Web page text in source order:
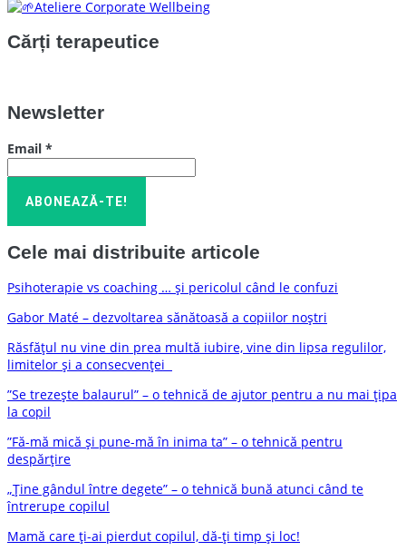
Ateliere Corporate Wellbeing
Cărți terapeutice
Newsletter
Email *
Cele mai distribuite articole
Psihoterapie vs coaching … și pericolul când le confuzi
Gabor Maté – dezvoltarea sănătoasă a copiilor noștri
Răsfățul nu vine din prea multă iubire, vine din lipsa regulilor,
limitelor și a consecvenței
”Se trezește balaurul” – o tehnică de ajutor pentru a nu mai țipa
la copil
”Fă-mă mică și pune-mă în inima ta” – o tehnică pentru
despărțire
„Ține gândul între degete” – o tehnică bună atunci când te
întrerupe copilul
Mamă care ți-ai pierdut copilul, dă-ți timp și loc!